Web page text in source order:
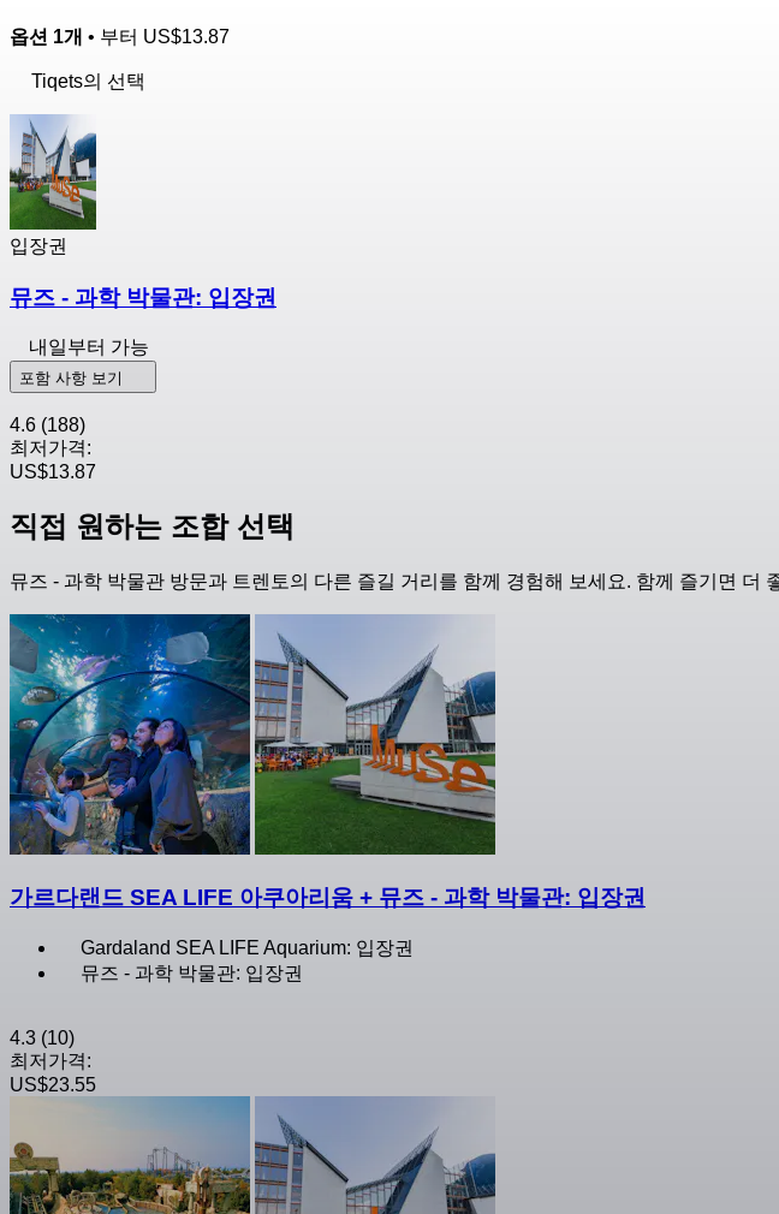
옵션 1개 • 부터 US$13.87
Tiqets의 선택
입장권
뮤즈 - 과학 박물관: 입장권
내일부터 가능
포함 사항 보기
4.6 (188)
최저가격:
US$13.87
직접 원하는 조합 선택
뮤즈 - 과학 박물관 방문과 트렌토의 다른 즐길 거리를 함께 경험해 보세요. 함께 즐기면 더
가르다랜드 SEA LIFE 아쿠아리움 + 뮤즈 - 과학 박물관: 입장권
Gardaland SEA LIFE Aquarium: 입장권
뮤즈 - 과학 박물관: 입장권
4.3 (10)
최저가격:
US$23.55